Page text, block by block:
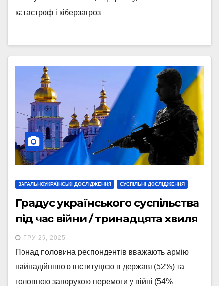
катастроф і кіберзагроз
ЗАГАЛЬНОУКРАЇНСЬКІ ДОСЛІДЖЕННЯ СУСПІЛЬНІ ДОСЛІДЖЕННЯ
Градус українського суспільства
під час війни / тринадцята хвиля
ГРУ 25, 2025
Понад половина респондентів вважають армію
найнадійнішою інституцією в державі (52%) та
головною запорукою перемоги у війні (54%